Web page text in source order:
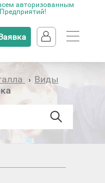
авторизованным
› Виды